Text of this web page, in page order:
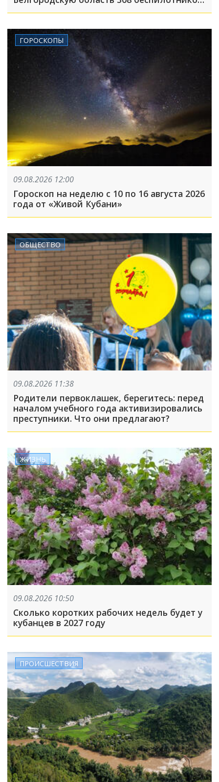
атака была FPV-дронами, на людей
ГОРОСКОПЫ
09.08.2026 12:00
Гороскоп на неделю с 10 по 16 августа 2026
года от «Живой Кубани»
ОБЩЕСТВО
09.08.2026 11:38
Родители первоклашек, берегитесь: перед
началом учебного года активизировались
преступники. Что они предлагают?
ЖИЗНЬ
09.08.2026 10:50
Сколько коротких рабочих недель будет у
кубанцев в 2027 году
ПРОИСШЕСТВИЯ